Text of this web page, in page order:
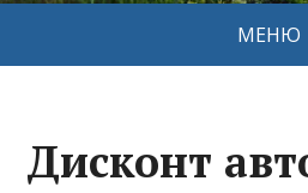
МЕНЮ
Дисконт